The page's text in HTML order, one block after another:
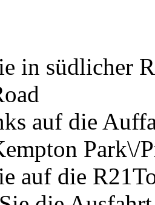
in südlicher
auf die
Park\/
auf die